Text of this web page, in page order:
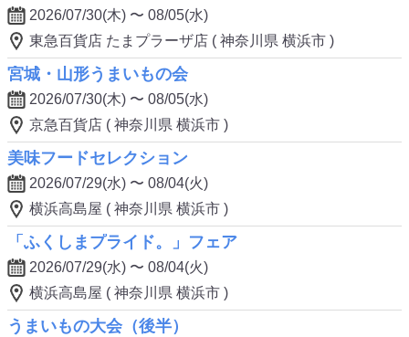
2026/07/30(木) 〜 08/05(水)
東急百貨店 たまプラーザ店 ( 神奈川県 横浜市 )
宮城・山形うまいもの会
2026/07/30(木) 〜 08/05(水)
京急百貨店 ( 神奈川県 横浜市 )
美味フードセレクション
2026/07/29(水) 〜 08/04(火)
横浜高島屋 ( 神奈川県 横浜市 )
「ふくしまプライド。」フェア
2026/07/29(水) 〜 08/04(火)
横浜高島屋 ( 神奈川県 横浜市 )
うまいもの大会（後半）